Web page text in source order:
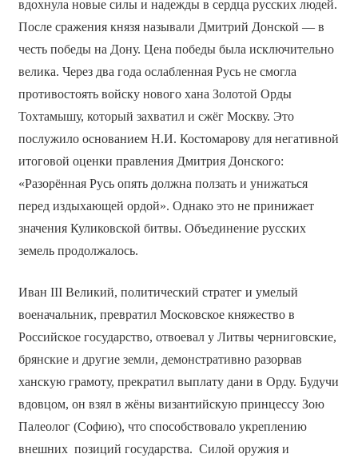
вдохнула новые силы и надежды в сердца русских людей.
После сражения князя называли Дмитрий Донской — в
честь победы на Дону. Цена победы была исключительно
велика. Через два года ослабленная Русь не смогла
противостоять войску нового хана Золотой Орды
Тохтамышу, который захватил и сжёг Москву. Это
послужило основанием Н.И. Костомарову для негативной
итоговой оценки правления Дмитрия Донского:
«Разорённая Русь опять должна ползать и унижаться
перед издыхающей ордой». Однако это не принижает
значения Куликовской битвы. Объединение русских
земель продолжалось.
Иван III Великий, политический стратег и умелый
военачальник, превратил Московское княжество в
Российское государство, отвоевал у Литвы черниговские,
брянские и другие земли, демонстративно разорвав
ханскую грамоту, прекратил выплату дани в Орду. Будучи
вдовцом, он взял в жёны византийскую принцессу Зою
Палеолог (Софию), что способствовало укреплению
внешних позиций государства. Силой оружия и